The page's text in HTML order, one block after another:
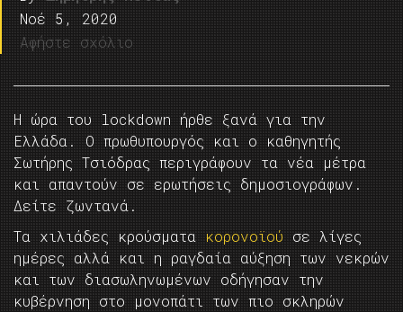
Νοέ 5, 2020
Αφήστε σχόλιο
Η ώρα του lockdown ήρθε ξανά για την
Ελλάδα. Ο πρωθυπουργός και ο καθηγητής
Σωτήρης Τσιόδρας περιγράφουν τα νέα μέτρα
και απαντούν σε ερωτήσεις δημοσιογράφων.
Δείτε ζωντανά.
Τα χιλιάδες κρούσματα κορονοϊού σε λίγες
ημέρες αλλά και η ραγδαία αύξηση των νεκρών
και των διασωληνωμένων οδήγησαν την
κυβέρνηση στο μονοπάτι των πιο σκληρών